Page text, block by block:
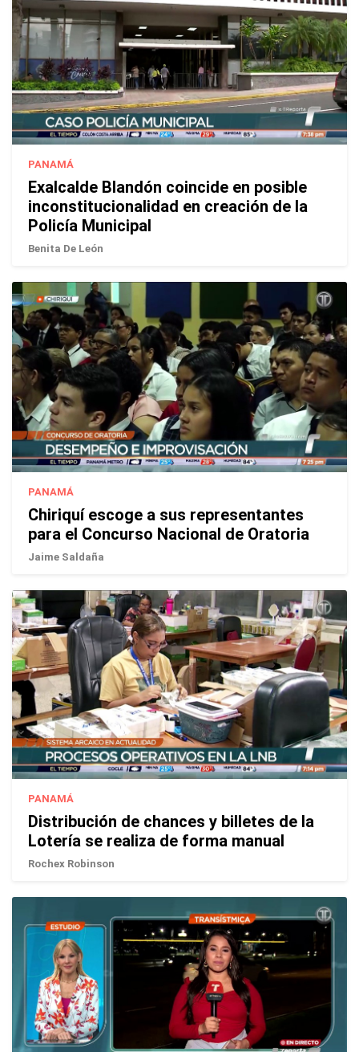
PANAMÁ
Exalcalde Blandón coincide en posible
inconstitucionalidad en creación de la
Policía Municipal
Benita De León
PANAMÁ
Chiriquí escoge a sus representantes
para el Concurso Nacional de Oratoria
Jaime Saldaña
PANAMÁ
Distribución de chances y billetes de la
Lotería se realiza de forma manual
Rochex Robinson